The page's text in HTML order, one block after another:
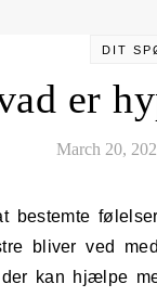
DIT
er
March 20,
bliver ved
kan hjælpe